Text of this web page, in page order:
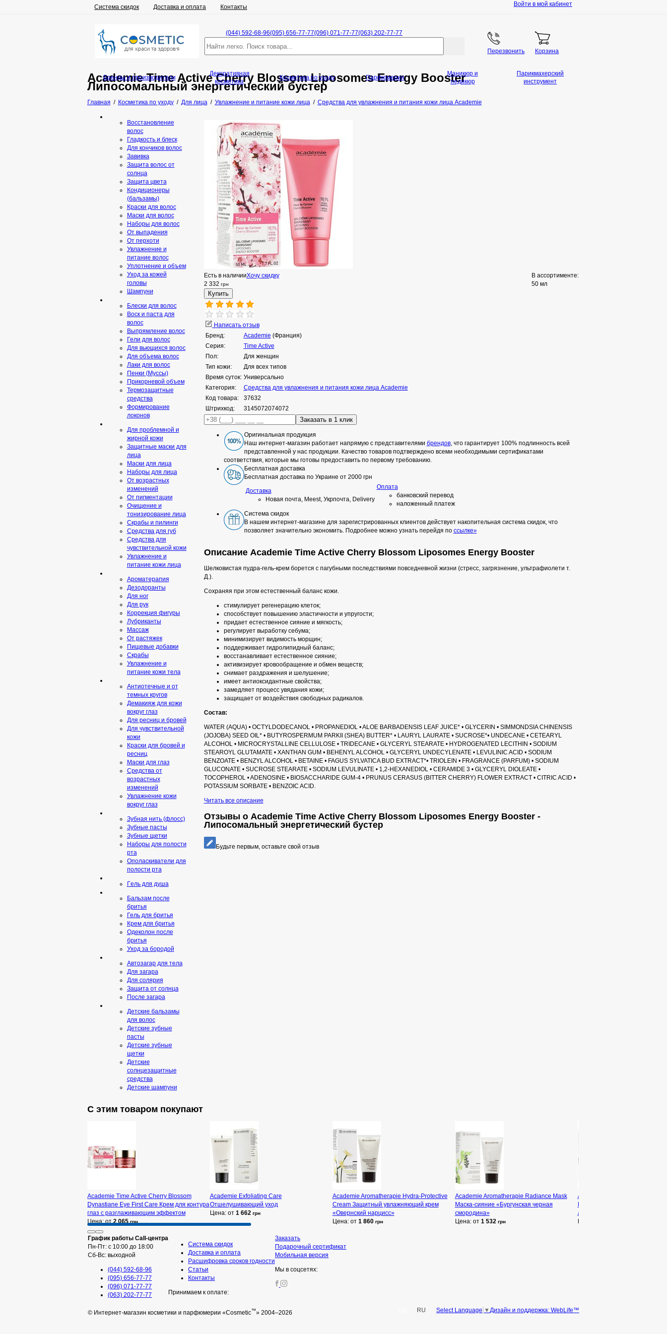
Система скидок Доставка и оплата Контакты Войти в мой кабинет
(044) 592-68-96(095) 656-77-77(096) 071-77-77(063) 202-77-77
Перезвонить Корзина
Academie Time Active Cherry Blossom Liposomes Energy Booster
Липосомальный энергетический бустер
Главная / Косметика по уходу/ Для лица/ Увлажнение и питание кожи лица/ Средства для увлажнения и питания кожи лица Academie
Хочу скидку
В ассортименте:
50 мл
Есть в наличии
2 332 грн
Написать отзыв
Бренд:
Academie (Франция)
Серия:
Time Active
Пол:
Для женщин
Тип кожи:
Для всех типов
Время суток: Универсально
Категория:
Средства для увлажнения и питания кожи лица Academie
Код товара:
37632
Штрихкод:
3145072074072
Оригинальная продукция
Наш интернет-магазин работает напрямую с представителями брендов, что гарантирует 100% подлинность всей
представленной у нас продукции. Качество товаров подтверждено всеми необходимыми сертификатами
соответствия, которые мы готовы предоставить по первому требованию.
Бесплатная доставка
Бесплатная доставка по Украине от 2000 грн
Доставка
Новая почта, Meest, Укрпочта, Delivery
Оплата
банковский перевод
наложенный платеж
Система скидок
В нашем интернет-магазине для зарегистрированных клиентов действует накопительная система скидок, что
позволяет значительно экономить. Подробнее можно узнать перейдя по ссылке»
Описание Academie Time Active Cherry Blossom Liposomes Energy Booster
Шелковистая пудра-гель-крем борется с пагубными последствиями повседневной жизни (стресс, загрязнение, ультрафиолети т.
Д.).
Сохраняя при этом естественный баланс кожи.
стимулирует регенерацию клеток;
способствует повышению эластичности и упругости;
придает естественное сияние и мягкость;
регулирует выработку себума;
минимизирует видимость морщин;
поддерживает гидролипидный баланс;
восстанавливает естественное сияние;
активизирует кровообращение и обмен веществ;
снимает раздражения и шелушение;
имеет антиоксидантные свойства;
замедляет процесс увядания кожи;
защищает от воздействия свободных радикалов.
Состав:
WATER (AQUA) • OCTYLDODECANOL • PROPANEDIOL • ALOE BARBADENSIS LEAF JUICE* • GLYCERIN • SIMMONDSIA CHINENSIS
(JOJOBA) SEED OIL* • BUTYROSPERMUM PARKII (SHEA) BUTTER* • LAURYL LAURATE • SUCROSE*• UNDECANE • CETEARYL
ALCOHOL • MICROCRYSTALLINE CELLULOSE • TRIDECANE • GLYCERYL STEARATE • HYDROGENATED LECITHIN • SODIUM
STEAROYL GLUTAMATE • XANTHAN GUM • BEHENYL ALCOHOL • GLYCERYL UNDECYLENATE • LEVULINIC ACID • SODIUM
BENZOATE • BENZYL ALCOHOL • BETAINE • FAGUS SYLVATICA BUD EXTRACT*• TRIOLEIN • FRAGRANCE (PARFUM) • SODIUM
GLUCONATE • SUCROSE STEARATE • SODIUM LEVULINATE • 1,2-HEXANEDIOL • CERAMIDE 3 • GLYCERYL DIOLEATE •
TOCOPHEROL • ADENOSINE • BIOSACCHARIDE GUM-4 • PRUNUS CERASUS (BITTER CHERRY) FLOWER EXTRACT • CITRIC ACID •
POTASSIUM SORBATE • BENZOIC ACID.
Читать все описание
Отзывы о Academie Time Active Cherry Blossom Liposomes Energy Booster -
Липосомальный энергетический бустер
Будьте первым, оставьте свой отзыв
Бренды и производители
Декоративная
косметика
Косметика по уходу Парфюмерия
Маникюр и
педикюр
Парикмахерский
инструмент
Восстановление
волос
Гладкость и блеск
Для кончиков волос
Завивка
Защита волос от
солнца
Защита цвета
Кондиционеры
(бальзамы)
Краски для волос
Маски для волос
Наборы для волос
От выпадения
От перхоти
Увлажнение и
питание волос
Уплотнение и объем
Уход за кожей
головы
Шампуни
Блески для волос
Воск и паста для
волос
Выпрямление волос
Гели для волос
Для вьющихся волос
Для объема волос
Лаки для волос
Пенки (Муссы)
Прикорневой объем
Термозащитные
средства
Формирование
локонов
Для проблемной и
жирной кожи
Защитные маски для
лица
Маски для лица
Наборы для лица
От возрастных
изменений
От пигментации
Очищение и
тонизирование лица
Скрабы и пилинги
Средcтва для губ
Средства для
чувствительной кожи
Увлажнение и
питание кожи лица
Ароматерапия
Дезодоранты
Для ног
Для рук
Коррекция фигуры
Лубриканты
Массаж
От растяжек
Пищевые добавки
Скрaбы
Увлажнение и
питание кожи тела
Антиотечные и от
темных кругов
Демакияж для кожи
вокруг глаз
Для ресниц и бровей
Для чувствительной
кожи
Краски для бровей и
ресниц
Маски для глаз
Средства от
возрастных
изменений
Увлажнение кожи
вокруг глаз
Зубная нить (флосс)
Зубные пасты
Зубные щетки
Наборы для полости
рта
Ополаскиватели для
полости рта
Гeль для душа
Бальзам после
бритья
Гель для бритья
Крем для бритья
Одеколон после
бритья
Уход за бородой
Автозагар для тела
Для загара
Для солярия
Защита от солнца
После загара
Детские бальзамы
для волос
Детские зубные
пасты
Детские зубные
щетки
Детские
солнцезащитные
средства
Детские шампуни
С этим товаром покупают
Academie Time Active Cherry Blossom
Dynastiane Eye First Care Крем для контура
глаз с разглаживающим эффектом
Цена: от2 065грн
Academie Exfoliating Care
Отшелушивающий уход
Цена: от 1 662 грн
Academie Aromatherapie Hydra-Protective
Cream Защитный увлажняющий крем
«Овернский нарцисс»
Цена: от 1 860 грн
Academie Aromatherapie Radiance Mask
Маска-сияние «Бургунская черная
смородина»
Цена: от 1 532 грн
Academie Aromatherapie Shine
лаванда»
График работы Call-центра
Пн-Пт: с 10:00 до 18:00
Сб-Вс: выходной
(044) 592-68-96
(095) 656-77-77
(096) 071-77-77
(063) 202-77-77
Система скидок
Доставка и оплата
Расшифровка сроков годности
Статьи
Контакты
Принимаем к оплате:
Заказать
Подарочный сертификат
Мобильная версия
Мы в соцсетях:
© Интернет-магазин косметики и парфюмерии «Cosmetic™» 2004–2026 Дизайн и поддержка: WebLife™
Select Language ▼
RU